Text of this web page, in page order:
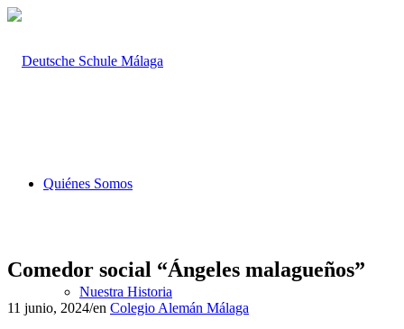
Quiénes Somos
Nuestra Historia
Comedor social “Ángeles malagueños”
11 junio, 2024/en Colegio Alemán Málaga